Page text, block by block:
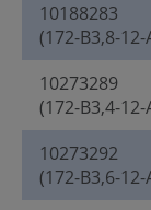
10188283
(172-B3,8-12-
10273289
(172-B3,4-12-
10273292
(172-B3,6-12-